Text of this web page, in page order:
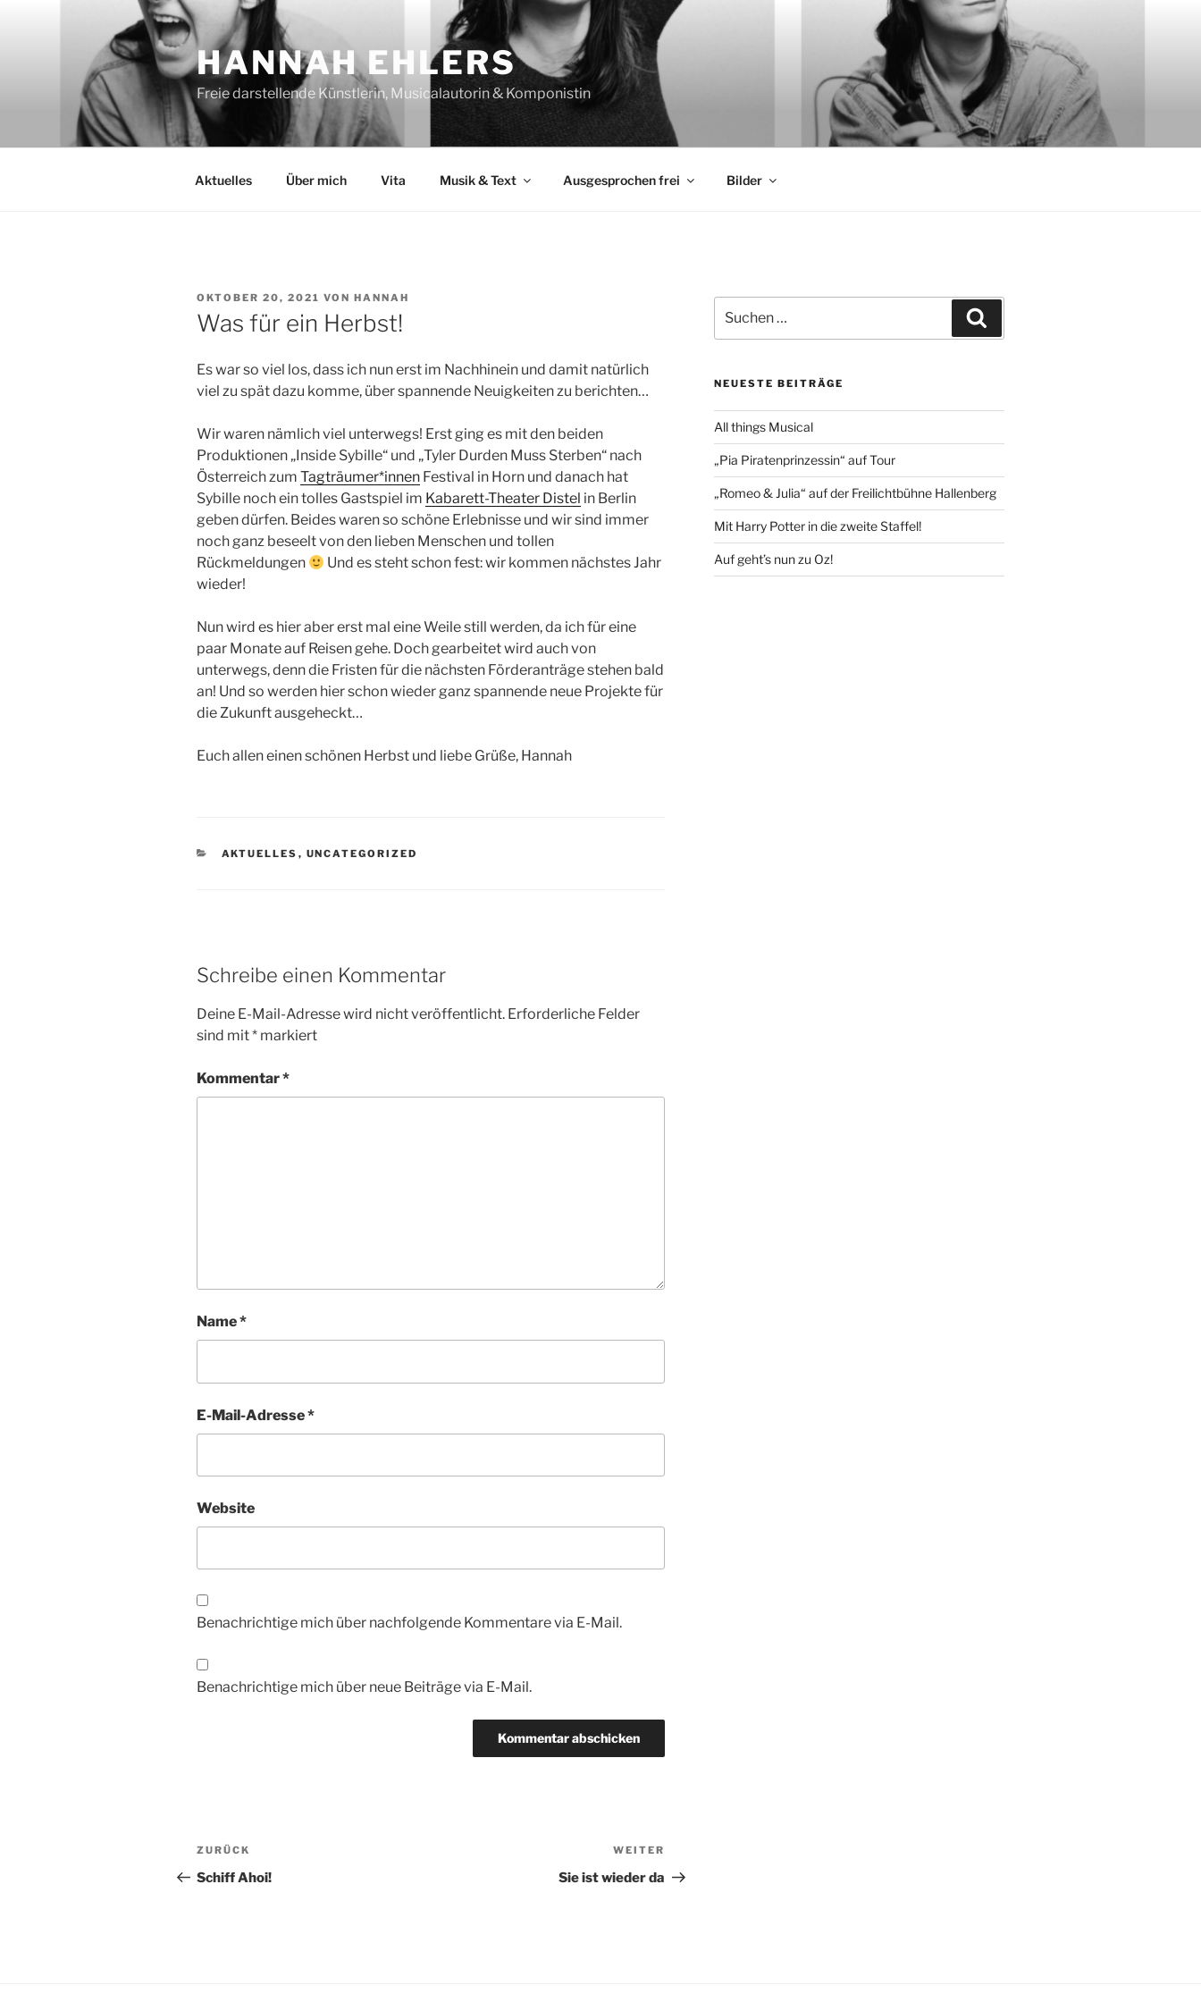
HANNAH EHLERS
Freie darstellende Künstlerin, Musicalautorin & Komponistin
Aktuelles Über mich Vita Musik & Text Ausgesprochen frei Bilder
VERÖFFENTLICHT
AM
OKTOBER 20, 2021 VON HANNAH
Was für ein Herbst!
Es war so viel los, dass ich nun erst im Nachhinein und damit natürlich
viel zu spät dazu komme, über spannende Neuigkeiten zu berichten…
Wir waren nämlich viel unterwegs! Erst ging es mit den beiden
Produktionen „Inside Sybille“ und „Tyler Durden Muss Sterben“ nach
Österreich zum Tagträumer*innen Festival in Horn und danach hat
Sybille noch ein tolles Gastspiel im Kabarett-Theater Distel in Berlin
geben dürfen. Beides waren so schöne Erlebnisse und wir sind immer
noch ganz beseelt von den lieben Menschen und tollen
Rückmeldungen
Und es steht schon fest: wir kommen nächstes Jahr
wieder!
Nun wird es hier aber erst mal eine Weile still werden, da ich für eine
paar Monate auf Reisen gehe. Doch gearbeitet wird auch von
unterwegs, denn die Fristen für die nächsten Förderanträge stehen bald
an! Und so werden hier schon wieder ganz spannende neue Projekte für
die Zukunft ausgeheckt…
Euch allen einen schönen Herbst und liebe Grüße, Hannah
KATEGORIEN
AKTUELLES , UNCATEGORIZED
Schreibe einen Kommentar
Deine E-Mail-Adresse wird nicht veröffentlicht. Erforderliche Felder
sind mit* markiert
Kommentar*
Name*
E-Mail-Adresse*
Website
Benachrichtige mich über nachfolgende Kommentare via E-Mail.
Benachrichtige mich über neue Beiträge via E-Mail.
Beitragsnavigation
Vorheriger
Beitrag
ZURÜCK
Schiff Ahoi!
Beitrag
WEITER
Sie ist wieder da
nach:
NEUESTE BEITRÄGE
All things Musical
„Pia Piratenprinzessin“ auf Tour
„Romeo & Julia“ auf der Freilichtbühne Hallenberg
Mit Harry Potter in die zweite Staffel!
Auf geht’s nun zu Oz!